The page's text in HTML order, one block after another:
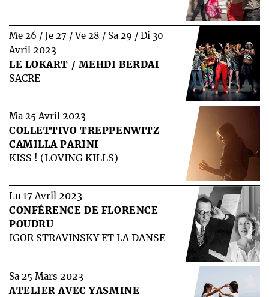
Me 26 / Je 27 / Ve 28 / Sa 29 / Di 30
Avril 2023
LE LOKART / MEHDI BERDAI
SACRE
Ma 25 Avril 2023
COLLETTIVO TREPPENWITZ
CAMILLA PARINI
KISS ! (LOVING KILLS)
Lu 17 Avril 2023
CONFÉRENCE DE FLORENCE
POUDRU
IGOR STRAVINSKY ET LA DANSE
Sa 25 Mars 2023
ATELIER AVEC YASMINE